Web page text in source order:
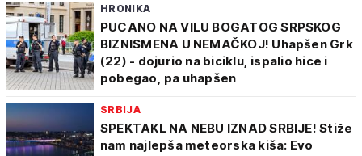
HRONIKA
PUCANO NA VILU BOGATOG SRPSKOG
BIZNISMENA U NEMAČKOJ! Uhapšen Grk
(22) - dojurio na biciklu, ispalio hice i
pobegao, pa uhapšen
SRBIJA
SPEKTAKL NA NEBU IZNAD SRBIJE! Stiže
nam najlepša meteorska kiša: Evo